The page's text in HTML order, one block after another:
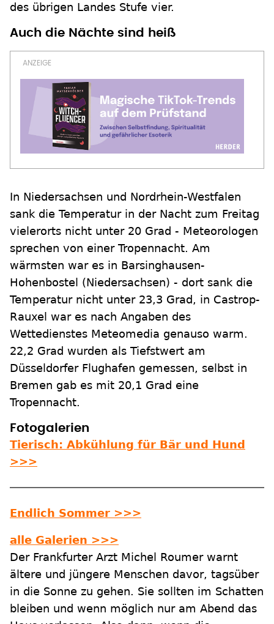
des übrigen Landes Stufe vier.
Auch die Nächte sind heiß
In Niedersachsen und Nordrhein-Westfalen
sank die Temperatur in der Nacht zum Freitag
vielerorts nicht unter 20 Grad - Meteorologen
sprechen von einer Tropennacht. Am
wärmsten war es in Barsinghausen-
Hohenbostel (Niedersachsen) - dort sank die
Temperatur nicht unter 23,3 Grad, in Castrop-
Rauxel war es nach Angaben des
Wettedienstes Meteomedia genauso warm.
22,2 Grad wurden als Tiefstwert am
Düsseldorfer Flughafen gemessen, selbst in
Bremen gab es mit 20,1 Grad eine
Tropennacht.
Fotogalerien
Tierisch: Abkühlung für Bär und Hund
>>>
Endlich Sommer >>>
alle Galerien >>>
Der Frankfurter Arzt Michel Roumer warnt
ältere und jüngere Menschen davor, tagsüber
in die Sonne zu gehen. Sie sollten im Schatten
bleiben und wenn möglich nur am Abend das